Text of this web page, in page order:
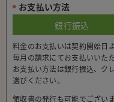
お支払い方法
銀行振込
料金のお支払いは契約開始日
毎月の請求にてお支払いいた
お支払い方法は銀行振込、ク
選びください。
領収書の発行も可能でござい